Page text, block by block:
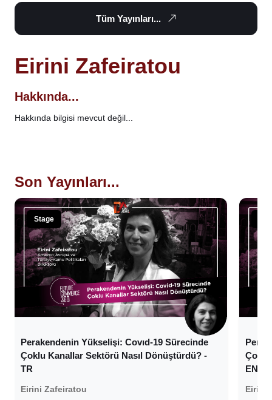
Tüm Yayınları...
Eirini Zafeiratou
Hakkında...
Hakkında bilgisi mevcut değil...
Son Yayınları...
Stage
Perakendenin Yükselişi: Covıd-19 Sürecinde
Çoklu Kanallar Sektörü Nasıl Dönüştürdü? -
TR
Eirini Zafeiratou
Çoklu
ENG
Eirini